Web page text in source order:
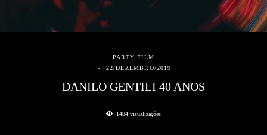
PARTY FILM
22/DEZEMBRO/2019
DANILO GENTILI 40 ANOS
1484 visualizações